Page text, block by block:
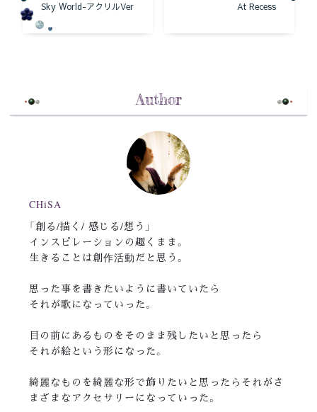
Sky World-アクリルVer At Recess
Author
CHiSA
「創る/描く/ 感じる/想う」
インスピレーションの趣くまま。
生きることは創作活動だと思う。
思った事を書きたいように書いていたら
それが歌になっていった。
目の前にあるものをそのまま残したいと思ったら
それが絵という形になった。
綺麗なものを綺麗な形で飾りたいと思ったらそれがさ
まざまなアクセサリーになっていった。